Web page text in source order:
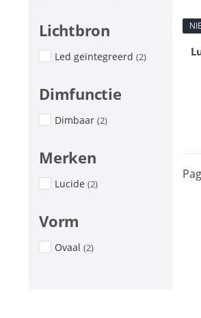
Lichtbron
Led geïntegreerd (2)
Dimfunctie
Dimbaar (2)
Merken
Lucide (2)
Vorm
Ovaal (2)